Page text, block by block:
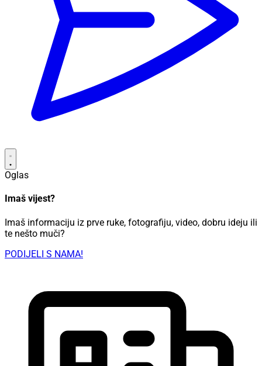
Oglas
Imaš vijest?
Imaš informaciju iz prve ruke, fotografiju, video, dobru ideju ili
te nešto muči?
PODIJELI S NAMA!